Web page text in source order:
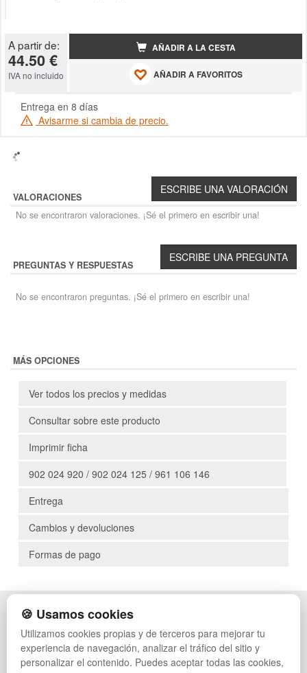
A partir de:
44.50 €
IVA no incluido
AÑADIR A LA CESTA
AÑADIR A FAVORITOS
Entrega en 8 días
Avisarme si cambia de precio.
VALORACIONES
No se encontraron valoraciones. ¡Sé el primero en escribir una!
PREGUNTAS Y RESPUESTAS
No se encontraron preguntas. ¡Sé el primero en escribir una!
MÁS OPCIONES
Ver todos los precios y medidas
Consultar sobre este producto
Imprimir ficha
902 024 920 / 902 024 125 / 961 106 146
Entrega
Cambios y devoluciones
Formas de pago
POLÍTICA DE PRIVACIDAD
CONDICIONES DE USO
CAMBIOS Y DEVOLUCIONES
CONTACTO
QUIENES SOMOS
PALETS DE PLÁSTICO
MANUTENCIÓN
GESTIÓN DE RESIDUOS
PALETS
🍪 Usamos cookies
Utilizamos cookies propias y de terceros para mejorar tu
experiencia de navegación, analizar el tráfico del sitio y
personalizar el contenido. Puedes aceptar todas las cookies,